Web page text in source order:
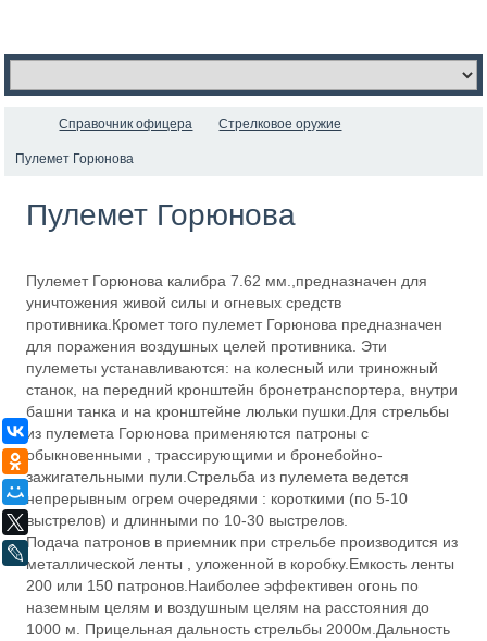
ВКонтакте
Одноклассники
X
LiveJournal
Справочник офицера Стрелковое оружие
Пулемет Горюнова
Пулемет Горюнова
Пулемет Горюнова калибра 7.62 мм.,предназначен для
уничтожения живой силы и огневых средств
противника.Кромет того пулемет Горюнова предназначен
для поражения воздушных целей противника. Эти
пулеметы устанавливаются: на колесный или триножный
станок, на передний кронштейн бронетранспортера, внутри
башни танка и на кронштейне люльки пушки.Для стрельбы
из пулемета Горюнова применяются патроны с
обыкновенными , трассирующими и бронебойно-
зажигательными пули.Стрельба из пулемета ведется
непрерывным огрем очередями : короткими (по 5-10
выстрелов) и длинными по 10-30 выстрелов.
Подача патронов в приемник при стрельбе производится из
металлической ленты , уложенной в коробку.Емкость ленты
200 или 150 патронов.Наиболее эффективен огонь по
наземным целям и воздушным целям на расстояния до
1000 м. Прицельная дальность стрельбы 2000м.Дальность